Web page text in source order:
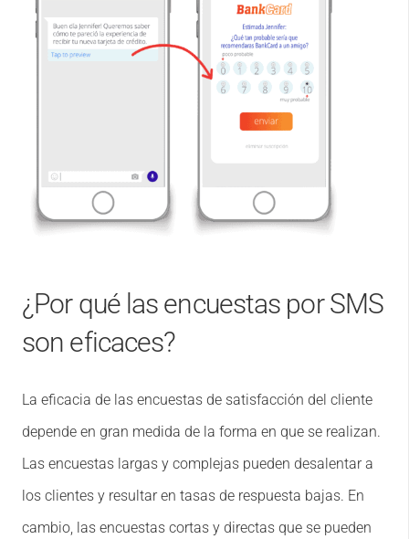
¿Por qué las encuestas por SMS
son eficaces?
La eficacia de las encuestas de satisfacción del cliente
depende en gran medida de la forma en que se realizan.
Las encuestas largas y complejas pueden desalentar a
los clientes y resultar en tasas de respuesta bajas. En
cambio, las encuestas cortas y directas que se pueden